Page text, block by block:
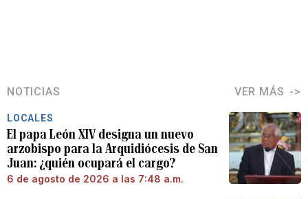
NOTICIAS VER MÁS
LOCALES
El papa León XIV designa un nuevo
arzobispo para la Arquidiócesis de San
Juan: ¿quién ocupará el cargo?
6 de agosto de 2026 a las 7:48 a.m.